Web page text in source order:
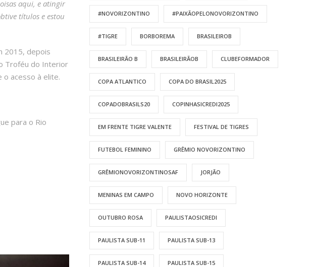
aqui, e atingir
títulos e estou
2015, depois
Troféu do Interior
o acesso à elite.
para o Rio
#NOVORIZONTINO #PAIXÃOPELONOVORIZONTINO
#TIGRE BORBOREMA BRASILEIROB
BRASILEIRÃO B BRASILEIRÃOB CLUBEFORMADOR
COPA ATLANTICO COPA DO BRASIL2025
COPADOBRASILS20 COPINHASICREDI2025
EM FRENTE TIGRE VALENTE FESTIVAL DE TIGRES
FUTEBOL FEMININO GRÊMIO NOVORIZONTINO
GRÊMIONOVORIZONTINOSAF JORJÃO
MENINAS EM CAMPO NOVO HORIZONTE
OUTUBRO ROSA PAULISTAOSICREDI
PAULISTA SUB-11 PAULISTA SUB-13
PAULISTA SUB-14 PAULISTA SUB-15